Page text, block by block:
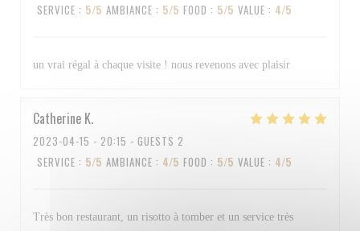
SERVICE : 5/5 AMBIANCE : 5/5 FOOD : 5/5 VALUE : 4/5
un vrai régal à chaque visite ! nous revenons avec plaisir
Catherine K
2023-04-15 - 20:15 - GUESTS 2
SERVICE : 5/5 AMBIANCE : 4/5 FOOD : 5/5 VALUE : 4/5
Très bon restaurant, un risotto à tomber et un service très